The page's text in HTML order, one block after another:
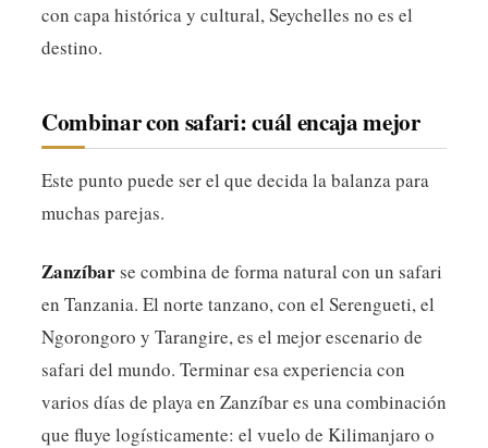
con capa histórica y cultural, Seychelles no es el
destino.
Combinar con safari: cuál encaja mejor
Este punto puede ser el que decida la balanza para
muchas parejas.
Zanzíbarse combina de forma natural con un safari
en Tanzania. El norte tanzano, con el Serengueti, el
Ngorongoro y Tarangire, es el mejor escenario de
safari del mundo. Terminar esa experiencia con
varios días de playa en Zanzíbar es una combinación
que fluye logísticamente: el vuelo de Kilimanjaro o